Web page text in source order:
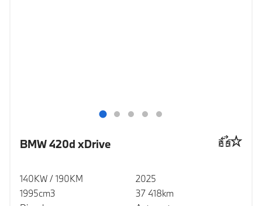
BMW 420d xDrive
140KW / 190KM
1995cm3
2025
37 418km